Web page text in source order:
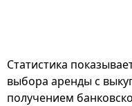
Статистика
выбора аренды с
получением